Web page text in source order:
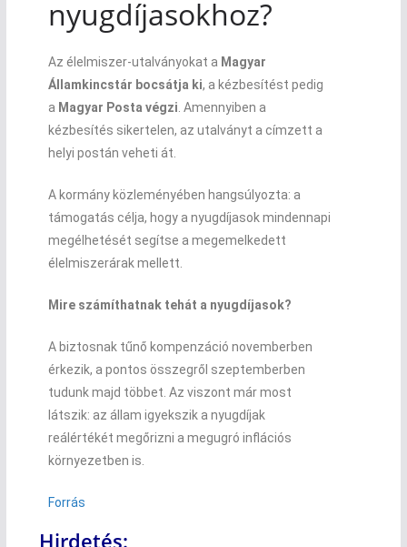
nyugdíjasokhoz?
Az élelmiszer-utalványokat a Magyar
Államkincstár bocsátja ki, a kézbesítést pedig
a Magyar Posta végzi . Amennyiben a
kézbesítés sikertelen, az utalványt a címzett a
helyi postán veheti át.
A kormány közleményében hangsúlyozta: a
támogatás célja, hogy a nyugdíjasok mindennapi
megélhetését segítse a megemelkedett
élelmiszerárak mellett.
Mire számíthatnak tehát a nyugdíjasok?
A biztosnak tűnő kompenzáció novemberben
érkezik, a pontos összegről szeptemberben
tudunk majd többet. Az viszont már most
látszik: az állam igyekszik a nyugdíjak
reálértékét megőrizni a megugró inflációs
környezetben is.
Forrás
Hirdetés: